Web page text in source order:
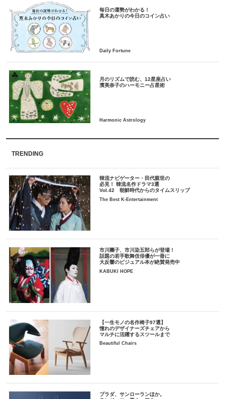
毎日の運勢がわかる！
月のリズムで読む、12星座占い
TRENDING
韓流ナビゲーター・田代親世の
必見！ 韓流名作ドラマ3選
Vol.42 朝鮮時代からのタイムスリップ
The Best K-Entertainment
市川團子、市川染五郎らが登場！
話題の若手歌舞伎俳優が一冊に
大反響のビジュアル本が絶賛発売中
KABUKI HOPE
【一生モノの名作椅子97選】
憧れのデザイナーズチェアから
マルチに活躍するスツールまで
Beautiful Chairs
プラダ、サンローランほか。